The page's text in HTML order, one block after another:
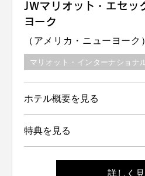
JWマリオット・エセッ
ヨーク
（アメリカ・ニューヨーク
マリオット・インターナショナ
ホテル概要を見る
特典を見る
詳しく